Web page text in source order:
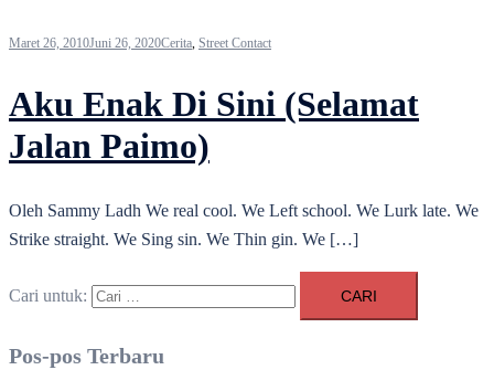
Maret 26, 2010Juni 26, 2020Cerita, Street Contact
Aku Enak Di Sini (Selamat
Jalan Paimo)
Oleh Sammy Ladh We real cool. We Left school. We Lurk late. We
Strike straight. We Sing sin. We Thin gin. We […]
Cari untuk:
Pos-pos Terbaru